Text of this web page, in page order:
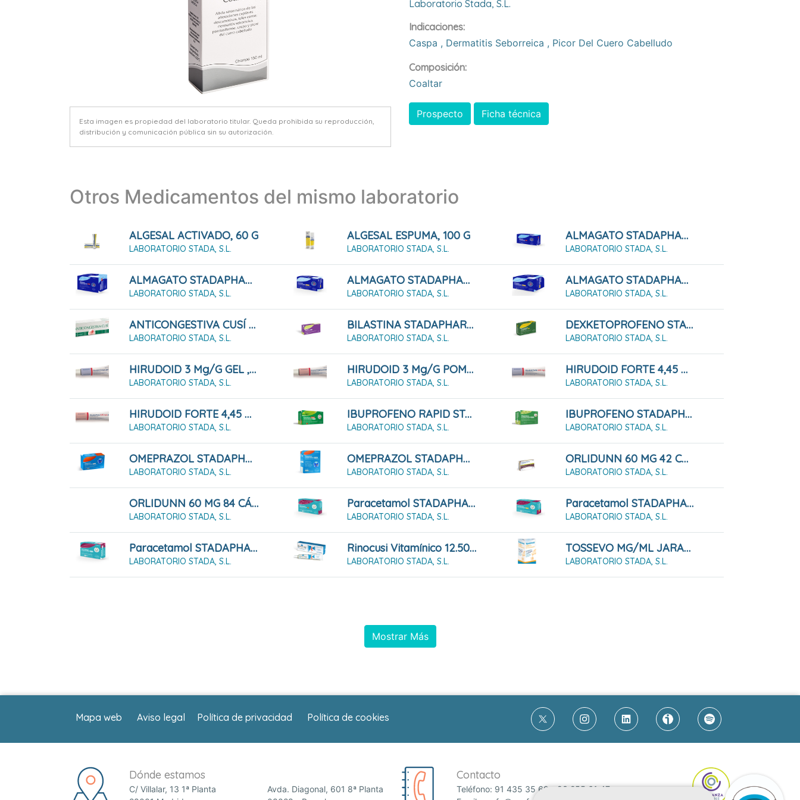
Esta imagen es propiedad del laboratorio titular. Queda prohibida su reproducción,
distribución y comunicación pública sin su autorización.
Laboratorio Stada, S.l.
Indicaciones:
Caspa , Dermatitis Seborreica , Picor Del Cuero Cabelludo
Composición:
Coaltar
Prospecto Ficha técnica
Otros Medicamentos del mismo laboratorio
ALGESAL ACTIVADO, 60 G
LABORATORIO STADA, S.L.
ALGESAL ESPUMA, 100 G
LABORATORIO STADA, S.L.
ALMAGATO STADAPHARM 1,5 G SUSPENSIÓN ORAL 12 SOBRES
LABORATORIO STADA, S.L.
ALMAGATO STADAPHARM 1,5 G SUSPENSIÓN ORAL 24 SOBRES
LABORATORIO STADA, S.L.
ALMAGATO STADAPHARM 500 24 COMPRIMIDOS MASTICABLES
LABORATORIO STADA, S.L.
ALMAGATO STADAPHARM 500 48 COMPRIMIDOS MASTICABLES
LABORATORIO STADA, S.L.
ANTICONGESTIVA CUSÍ (Pasta Lassar) PASTA CUTANEA 45G
LABORATORIO STADA, S.L.
BILASTINA STADAPHARM 20mg Comprimidos EFG
LABORATORIO STADA, S.L.
DEXKETOPROFENO STADAPHARM 25 MG SOLUCION ORAL EFG
LABORATORIO STADA, S.L.
HIRUDOID 3 Mg/g GEL , 1 Tubo De 40 G
LABORATORIO STADA, S.L.
HIRUDOID 3 Mg/g POMADA , 1 Tubo De 40 G
LABORATORIO STADA, S.L.
HIRUDOID FORTE 4,45 Mg/g GEL , 1 Tubo De 60 G
LABORATORIO STADA, S.L.
HIRUDOID FORTE 4,45 Mg/g POMADA , 1 Tubo De 60 G
LABORATORIO STADA, S.L.
IBUPROFENO RAPID STADAPHARM 400 MG CÁPSULAS BLANDAS
LABORATORIO STADA, S.L.
IBUPROFENO STADAPHARM 400 MG 20 SOBRE DE SUSPENSIÓN ORAL
LABORATORIO STADA, S.L.
OMEPRAZOL STADAPHARM 20 MG 7 CÁPSULAS DURAS GASTRORRESISTENTES
LABORATORIO STADA, S.L.
OMEPRAZOL STADAPHARM 20 MG 7 CÁPSULAS DURAS GASTRORRESISTENTES FRASCO
LABORATORIO STADA, S.L.
ORLIDUNN 60 MG 42 CÁPSULAS DURAS
LABORATORIO STADA, S.L.
ORLIDUNN 60 MG 84 CÁPSULAS DURAS
LABORATORIO STADA, S.L.
Paracetamol STADAPHARM 1 G 10 Comprimidos EFG
LABORATORIO STADA, S.L.
Paracetamol STADAPHARM 500mg 20 Comprimidos EFG
LABORATORIO STADA, S.L.
Paracetamol STADAPHARM 650 Mg 20 Comprimidos EFG
LABORATORIO STADA, S.L.
Rinocusi Vitamínico 12.500 UI/g Pomada Nasal
LABORATORIO STADA, S.L.
TOSSEVO MG/ML JARABE EFG 200 ML
LABORATORIO STADA, S.L.
Mostrar Más
Mapa web Aviso legal Política de privacidad Política de cookies
Dónde estamos
C/ Villalar, 13 1ª Planta
Avda. Diagonal, 601 8ª Planta
Contacto
Teléfono: 91 435 35 69
93 255 61 47